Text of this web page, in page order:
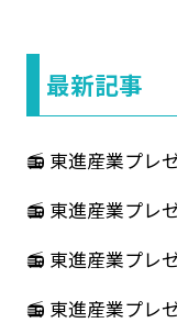
最新記事
📻 東進産業プレ
📻 東進産業プレ
📻 東進産業プレ
📻 東進産業プレ